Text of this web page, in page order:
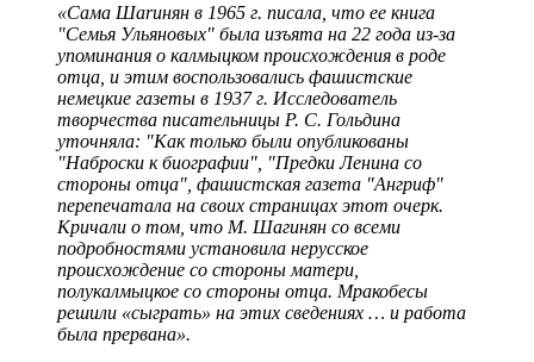
«Сама Шаrинян в 1965 г. писала, что ее книга
"Семья Ульяновых" была изъята на 22 года из-за
упоминания о калмыцком происхождения в роде
отца, и этим воспользовались фашистские
немецкие газеты в 1937 г. Исследователь
творчества писательницы Р. С. Гольдина
уточняла: "Как только были опубликованы
"Наброски к биографии", "Предки Ленина со
стороны отца", фашистская газета "Ангриф"
перепечатала на своих страницах этот очерк.
Кричали о том, что М. Шагинян со всеми
подробностями установила нерусское
происхождение со стороны матери,
полукалмыцкое со стороны отца. Мракобесы
решили «сыграть» на этих сведениях … и работа
была прервана».